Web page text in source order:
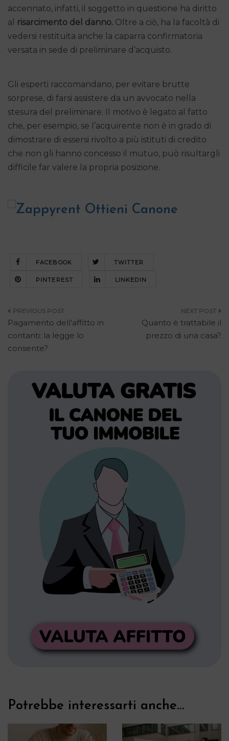
accennato, infatti, il soggetto in questione ha diritto
al
risarcimento del danno. Oltre a ciò, ha la facoltà di
vedersi restituita anche la caparra confirmatoria
versata in sede di preliminare d’acquisto.
Gli esperti raccomandano, per evitare brutte
sorprese, di farsi assistere da un avvocato nella
stesura del preliminare. Il motivo è legato al fatto
che, per esempio, se l’acquirente non è in grado di
dimostrare di essersi rivolto a più istituti di credito
che non gli hanno concesso il mutuo, può risultargli
difficile far valere la propria posizione.
FACEBOOK TWITTER
PINTEREST LINKEDIN
Navigazione
articoli
Pagamento dell’affitto in
contanti: la legge lo
consente?
Quanto è trattabile il
prezzo di una casa?
Potrebbe interessarti anche...